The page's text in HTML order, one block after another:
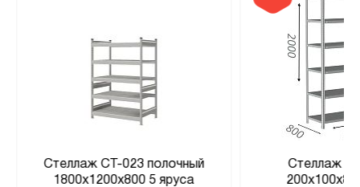
Стеллаж СТ-023 полочный
1800x1200x800 5 яруса
Стеллаж